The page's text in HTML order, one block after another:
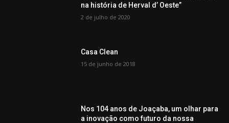
na história de Herval d’ Oeste”
2 de julho de 2020
Casa Clean
15 de junho de 2018
Nos 104 anos de Joaçaba, um olhar para
a inovação como futuro da nossa